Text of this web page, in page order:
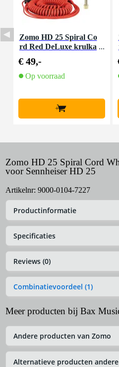
Zomo HD 25 Spiral Co
rd Red DeLuxe krulka
€ 49,-
Op voorraad
+
Zomo HD 25 Spiral Cord
voor Sennheiser HD 25
Artikelnr: 9000-0104-7227
Productinformatie
Specificaties
Reviews (0)
Combinatievoordeel (1)
Meer producten bij Bax
Andere producten van Zomo
Alternatieve producten